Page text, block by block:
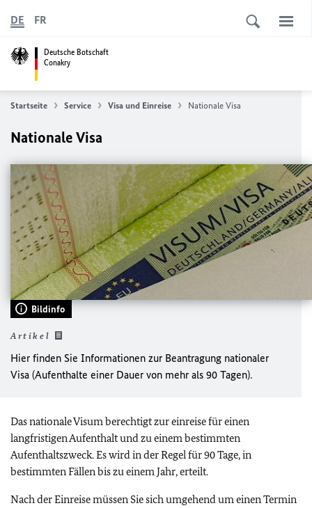
Deutsche Botschaft
Conakry
DE FR
Startseite Service Visa und Einreise Nationale Visa
Nationale Visa
Bildinfo
Artikel
Hier finden Sie Informationen zur Beantragung nationaler
Visa (Aufenthalte einer Dauer von mehr als 90 Tagen).
Das nationale Visum berechtigt zur einreise für einen
langfristigen Aufenthalt und zu einem bestimmten
Aufenthaltszweck. Es wird in der Regel für 90 Tage, in
bestimmten Fällen bis zu einem Jahr, erteilt.
Nach der Einreise müssen Sie sich umgehend um einen Termin